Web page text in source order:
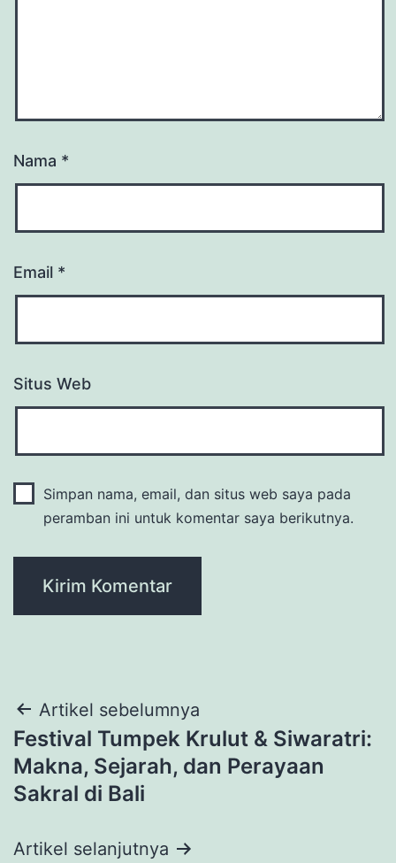
Nama *
Email *
Situs Web
Simpan nama, email, dan situs web saya pada
peramban ini untuk komentar saya berikutnya.
Navigasi
pos
Artikel sebelumnya
Festival Tumpek Krulut & Siwaratri:
Makna, Sejarah, dan Perayaan
Sakral di Bali
Artikel selanjutnya